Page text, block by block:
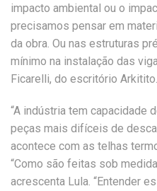
impacto ambiental ou o
precisamos pensar em
da obra. Ou nas estruturas
mínimo na instalação das
Ficarelli, do escritório Arkitito.
“A indústria tem capacidade
peças mais difíceis de
acontece com as telhas
“Como são feitas sob
acrescenta Lula. “Entender